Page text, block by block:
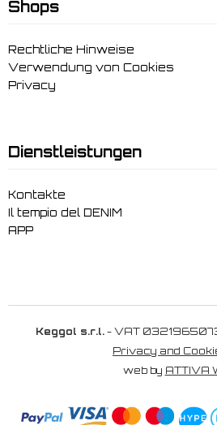
Shops
Rechtliche Hinweise
Verwendung von Cookies
Privacy
Dienstleistungen
Kontakte
Il tempio del DENIM
APP
Keggol s.r.l.- VAT
Privacy and
web by ATTIVA